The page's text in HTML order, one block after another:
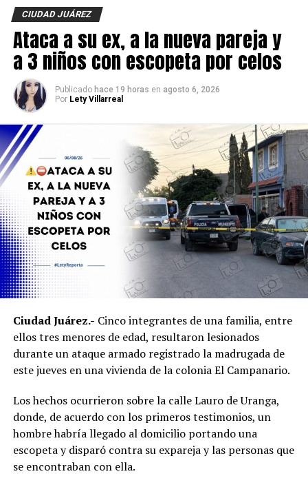
CIUDAD JUÁREZ
Ataca a su ex, a la nueva pareja y
a 3 niños con escopeta por celos
Publicado hace 19 horas en agosto 6, 2026
Por Lety Villarreal
Ciudad Juárez.- Cinco integrantes de una familia, entre
ellos tres menores de edad, resultaron lesionados
durante un ataque armado registrado la madrugada de
este jueves en una vivienda de la colonia El Campanario.
Los hechos ocurrieron sobre la calle Lauro de Uranga,
donde, de acuerdo con los primeros testimonios, un
hombre habría llegado al domicilio portando una
escopeta y disparó contra su expareja y las personas que
se encontraban con ella.